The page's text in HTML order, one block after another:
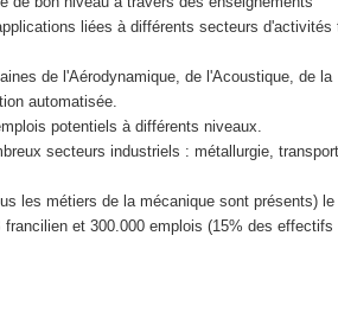
liées à différents secteurs d'activités
de l'Aérodynamique, de l'Acoustique, de la
automatisée.
potentiels à différents niveaux.
secteurs industriels : métallurgie,
les métiers de la mécanique sont présents)
et 300.000 emplois (15% des effectifs